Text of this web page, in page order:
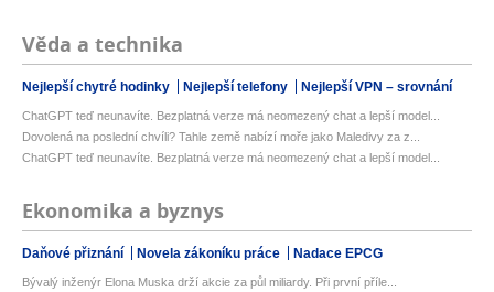
Věda a technika
Nejlepší chytré hodinky Nejlepší telefony Nejlepší VPN – srovnání
ChatGPT teď neunavíte. Bezplatná verze má neomezený chat a lepší model...
Dovolená na poslední chvíli? Tahle země nabízí moře jako Maledivy za z...
ChatGPT teď neunavíte. Bezplatná verze má neomezený chat a lepší model...
Ekonomika a byznys
Daňové přiznání Novela zákoníku práce Nadace EPCG
Bývalý inženýr Elona Muska drží akcie za půl miliardy. Při první příle...